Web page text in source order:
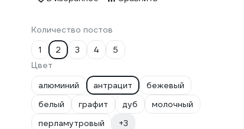
Количество постов
1
2 3 4
5
Цвет
алюминий
антрацит
бежевый
белый
графит дуб
молочный
перламутровый
+3